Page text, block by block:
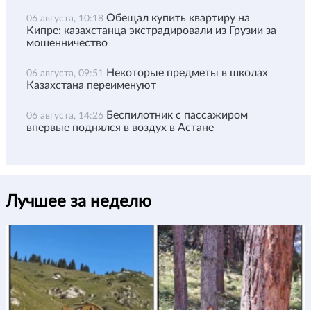
06 августа, 10:18 Обещал купить квартиру на
Кипре: казахстанца экстрадировали из Грузии за
мошенничество
06 августа, 09:51 Некоторые предметы в школах
Казахстана переименуют
06 августа, 14:26 Беспилотник с пассажиром
впервые поднялся в воздух в Астане
Лучшее за неделю